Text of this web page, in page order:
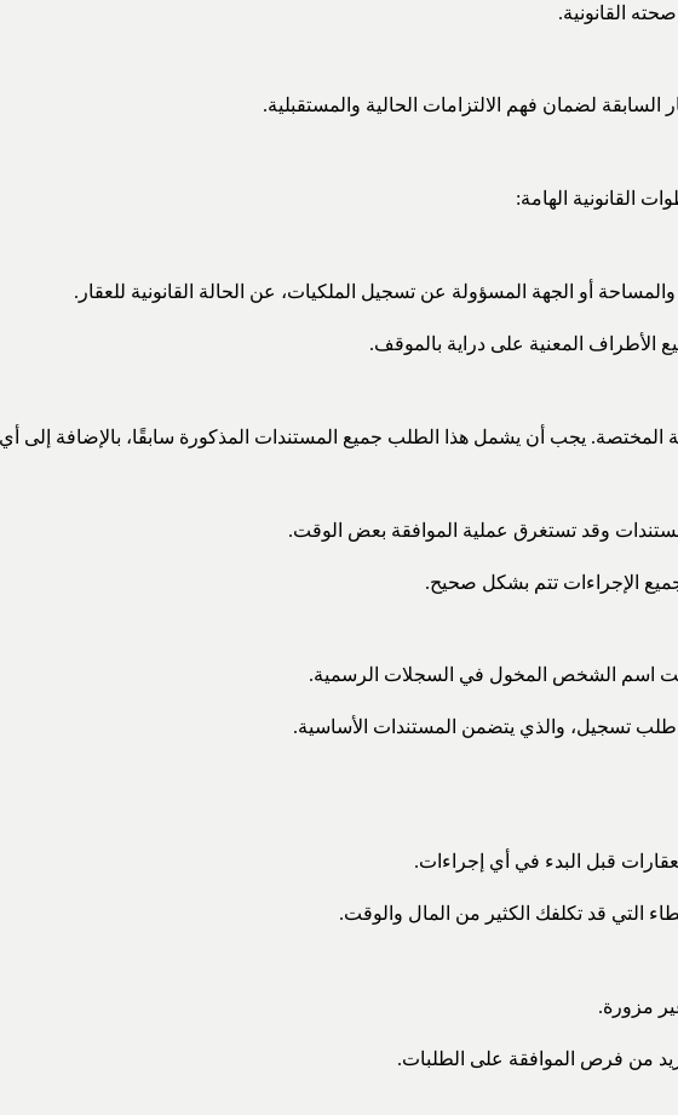
القانونية.
لضمان فهم الالتزامات الحالية والمستقبلية.
القانونية الهامة:
أو الجهة المسؤولة عن تسجيل الملكيات، عن الحالة القانونية للعقار.
الأطراف المعنية على دراية بالموقف.
يجب أن يشمل هذا الطلب جميع المستندات المذكورة سابقًا، بالإضافة إلى أي
وقد تستغرق عملية الموافقة بعض الوقت.
الإجراءات تتم بشكل صحيح.
اسم الشخص المخول في السجلات الرسمية.
تسجيل، والذي يتضمن المستندات الأساسية.
قبل البدء في أي إجراءات.
التي قد تكلفك الكثير من المال والوقت.
مزورة.
من فرص الموافقة على الطلبات.